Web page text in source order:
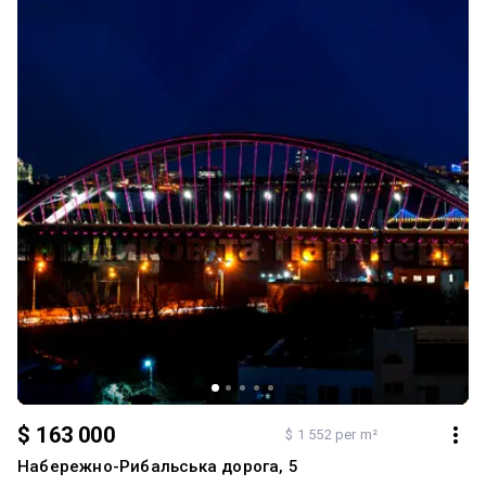
$ 163 000 $ 1 552 per m²
Набережно-Рибальська дорога, 5